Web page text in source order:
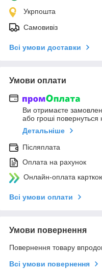
Укрпошта
Самовивіз
Всі умови доставки
Умови оплати
Ви отримаєте
або гроші повернуться
Детальніше
Післяплата
Оплата на рахунок
Онлайн-оплата
Всі умови оплати
Умови повернення
Повернення товару
Всі умови повернення